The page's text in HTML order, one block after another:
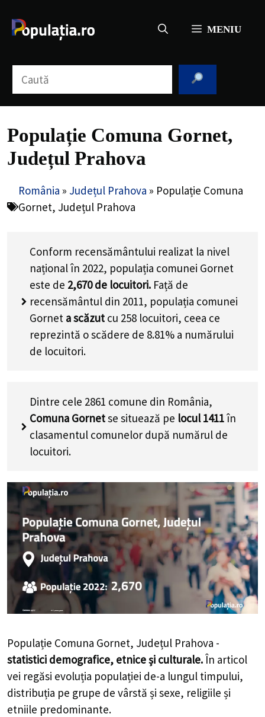
conținut
MENIU
Populație Comuna Gornet,
Județul Prahova
România » Județul Prahova » Populație Comuna
Gornet, Județul Prahova
Conform recensământului realizat la nivel
național în 2022, populația comunei Gornet
este de 2,670de locuitori. Față de
recensământul din 2011, populația comunei
Gornet a scăzut cu 258 locuitori, ceea ce
reprezintă o scădere de 8.81% a numărului
de locuitori.
Dintre cele 2861 comune din România,
Comuna Gornetse situează pe locul 1411în
clasamentul comunelor după numărul de
locuitori.
Populație Comuna Gornet, Județul Prahova -
statistici demografice, etnice și culturale.În articol
vei regăsi evoluția populației de-a lungul timpului,
distribuția pe grupe de vârstă și sexe, religiile și
etniile predominante.